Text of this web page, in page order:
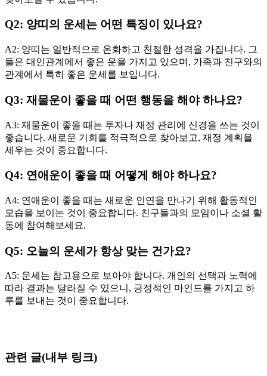
Q2: 양띠의 운세는 어떤 특징이 있나요?
A2: 양띠는 일반적으로 온화하고 친절한 성격을 가집니다. 그
들은 대인관계에서 좋은 운을 가지고 있으며, 가족과 친구와의
관계에서 특히 좋은 운세를 보입니다.
Q3: 재물운이 좋을 때 어떤 행동을 해야 하나요?
A3: 재물운이 좋을 때는 투자나 재정 관리에 신경을 쓰는 것이
좋습니다. 새로운 기회를 적극적으로 찾아보고, 재정 계획을
세우는 것이 중요합니다.
Q4: 연애운이 좋을 때 어떻게 해야 하나요?
A4: 연애운이 좋을 때는 새로운 인연을 만나기 위해 활동적인
모습을 보이는 것이 중요합니다. 친구들과의 모임이나 소셜 활
동에 참여해보세요.
Q5: 오늘의 운세가 항상 맞는 건가요?
A5: 운세는 참고용으로 보아야 합니다. 개인의 선택과 노력에
따라 결과는 달라질 수 있으니, 긍정적인 마인드를 가지고 하
루를 보내는 것이 중요합니다.
관련 글(내부 링크)